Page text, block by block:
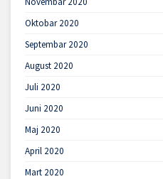
Oktobar 2020
Septembar 2020
August 2020
Juli 2020
Juni 2020
Maj 2020
April 2020
Mart 2020